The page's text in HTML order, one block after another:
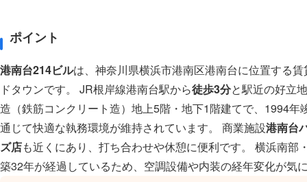
ポイント
港南台214ビルは、神奈川県横浜市港南区港南台に位置する
ドタウンです。 JR根岸線港南台駅から徒歩3分と駅近の好立
造（鉄筋コンクリート造）地上5階・地下1階建てで、1994
通じて快適な執務環境が維持されています。 商業施設港南台
ズ店も近くにあり、打ち合わせや休憩に便利です。 横浜南
築32年が経過しているため、空調設備や内装の経年変化が